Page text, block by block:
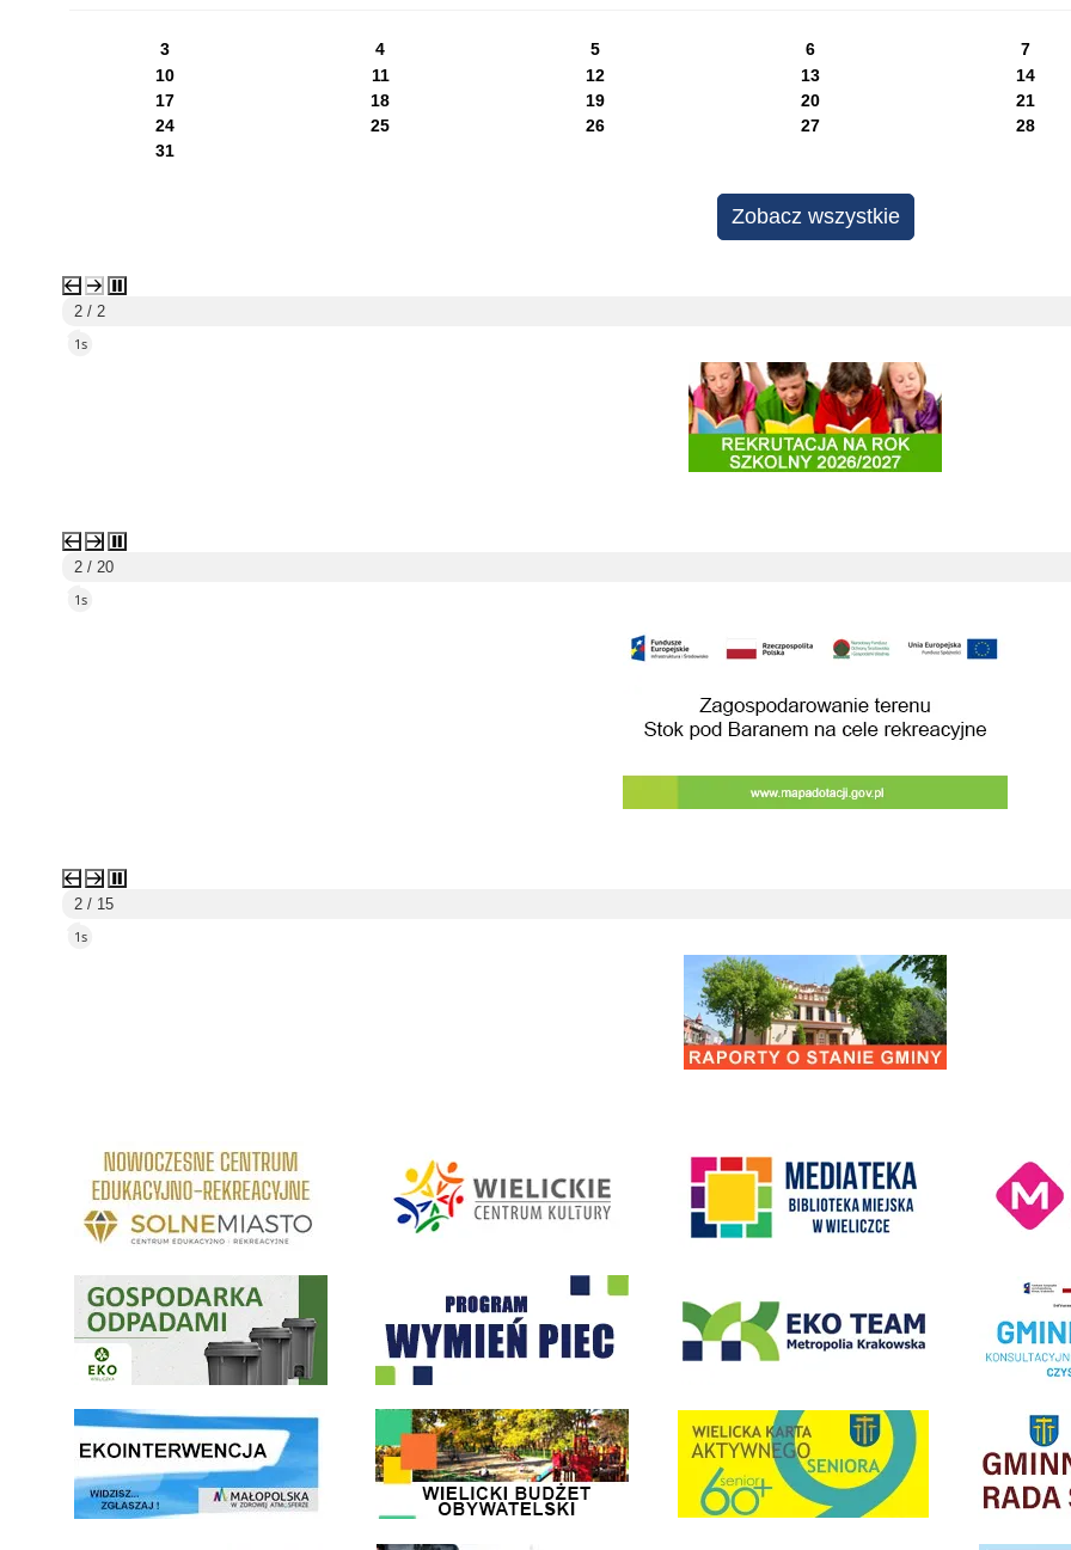
3 4 5 6
7
10
11 12 13
14
17
18 19 20
21
24
25 26 27
28
31
Zobacz wszystkie
1 / 2
5s
Projekty edukacyjne
3 / 20
5s
Budowa przebudowa drog prowadzacych do
3 / 15
5s
Remont drogi gminnej 560861K ul. Juliusza
link do strony Centrum Edukacyjno Rekreacyjne
Gospodarka odpadami na terenie Miasta i Gminy Wieliczka Realizacja
link do strony ekointerwencja dot.- powietrza link do strony - Wielicki Budżet Obywatelski link do strony Wielicka Karta Aktywnego Seniora link do strony